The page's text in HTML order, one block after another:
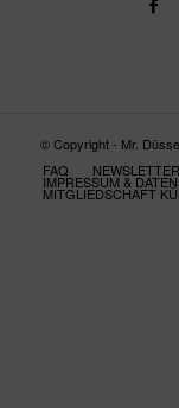
© Copyright - Mr.
FAQ
NEWSLETTER
IMPRESSUM &
MITGLIEDSCHAFT